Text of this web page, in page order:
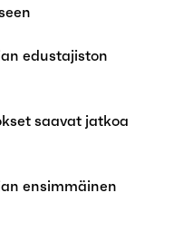
edustajiston
saavat jatkoa
ensimmäinen